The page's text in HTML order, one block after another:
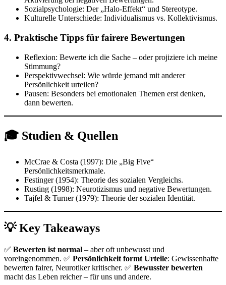
Sozialpsychologie: Der „Halo-Effekt“ und Stereotype.
Kulturelle Unterschiede: Individualismus vs. Kollektivismus.
4. Praktische Tipps für fairere Bewertungen
Reflexion: Bewerte ich die Sache – oder projiziere ich meine
Stimmung?
Perspektivwechsel: Wie würde jemand mit anderer
Persönlichkeit urteilen?
Pausen: Besonders bei emotionalen Themen erst denken,
dann bewerten.
🎓 Studien & Quellen
McCrae & Costa (1997): Die „Big Five“
Persönlichkeitsmerkmale.
Festinger (1954): Theorie des sozialen Vergleichs.
Rusting (1998): Neurotizismus und negative Bewertungen.
Tajfel & Turner (1979): Theorie der sozialen Identität.
💡 Key Takeaways
✅ Bewerten ist normal – aber oft unbewusst und
voreingenommen. ✅ Persönlichkeit formt Urteile: Gewissenhafte
bewerten fairer, Neurotiker kritischer. ✅ Bewusster bewerten
macht das Leben reicher – für uns und andere.